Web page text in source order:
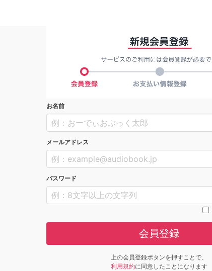
お名前
メールアドレス
パスワード
会員登録
上の会員登録ボタンを押すことで、
利用規約に同意したことになります